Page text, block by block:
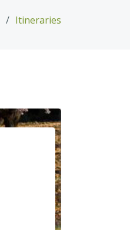
Itineraries